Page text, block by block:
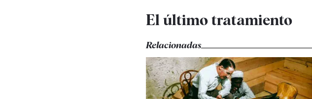
El último tratamiento
Relacionadas